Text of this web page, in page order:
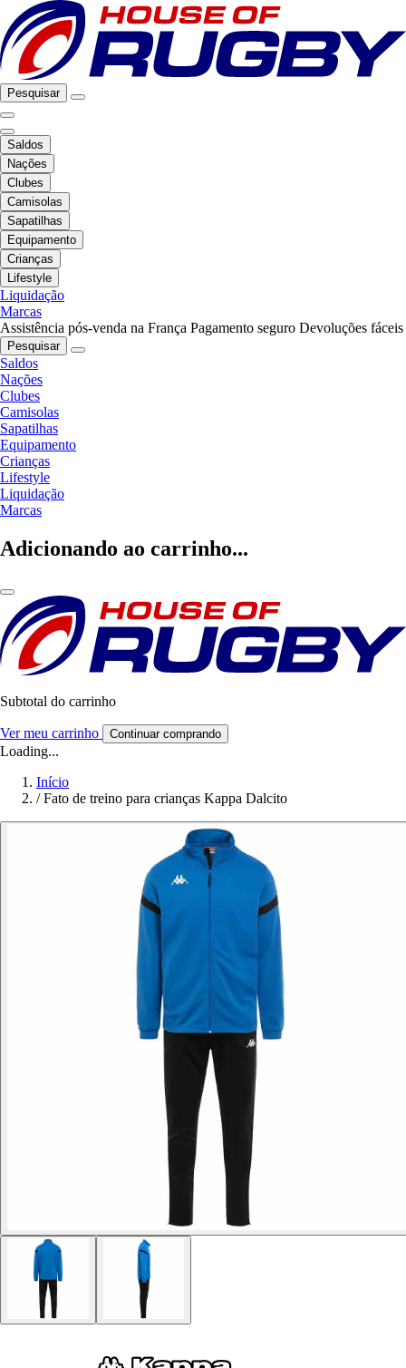
Pesquisar
Saldos
Nações
Clubes
Camisolas
Sapatilhas
Equipamento
Crianças
Lifestyle
Liquidação
Marcas
Assistência pós-venda na França Pagamento seguro Devoluções fáceis
Pesquisar
Saldos
Nações
Clubes
Camisolas
Sapatilhas
Equipamento
Crianças
Lifestyle
Liquidação
Marcas
Adicionando ao carrinho...
Subtotal do carrinho
Ver meu carrinho Continuar comprando
Loading...
Início
/ Fato de treino para crianças Kappa Dalcito